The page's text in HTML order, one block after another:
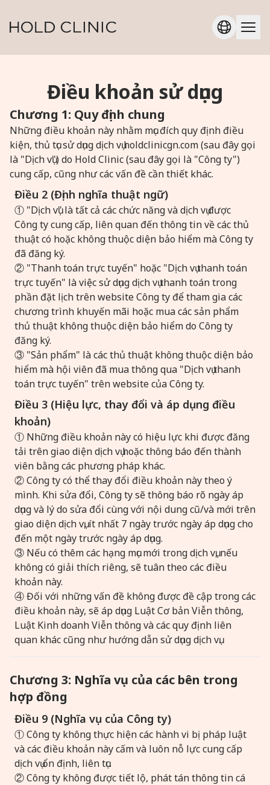
Điều khoản sử dụng
Chương 1: Quy định chung
Những điều khoản này nhằm mục đích quy định điều
kiện, thủ tục sử dụng dịch vụ holdclinicgn.com (sau đây gọi
là "Dịch vụ") do Hold Clinic (sau đây gọi là "Công ty")
cung cấp, cũng như các vấn đề cần thiết khác.
Điều 2 (Định nghĩa thuật ngữ)
① "Dịch vụ" là tất cả các chức năng và dịch vụ được
Công ty cung cấp, liên quan đến thông tin về các thủ
thuật có hoặc không thuộc diện bảo hiểm mà Công ty
đã đăng ký.
② "Thanh toán trực tuyến" hoặc "Dịch vụ thanh toán
trực tuyến" là việc sử dụng dịch vụ thanh toán trong
phần đặt lịch trên website Công ty để tham gia các
chương trình khuyến mãi hoặc mua các sản phẩm
thủ thuật không thuộc diện bảo hiểm do Công ty
đăng ký.
③ "Sản phẩm" là các thủ thuật không thuộc diện bảo
hiểm mà hội viên đã mua thông qua "Dịch vụ thanh
toán trực tuyến" trên website của Công ty.
Điều 3 (Hiệu lực, thay đổi và áp dụng điều
khoản)
① Những điều khoản này có hiệu lực khi được đăng
tải trên giao diện dịch vụ hoặc thông báo đến thành
viên bằng các phương pháp khác.
② Công ty có thể thay đổi điều khoản này theo ý
mình. Khi sửa đổi, Công ty sẽ thông báo rõ ngày áp
dụng và lý do sửa đổi cùng với nội dung cũ/và mới trên
giao diện dịch vụ, ít nhất 7 ngày trước ngày áp dụng cho
đến một ngày trước ngày áp dụng.
③ Nếu có thêm các hạng mục mới trong dịch vụ, nếu
không có giải thích riêng, sẽ tuân theo các điều
khoản này.
④ Đối với những vấn đề không được đề cập trong các
điều khoản này, sẽ áp dụng Luật Cơ bản Viễn thông,
Luật Kinh doanh Viễn thông và các quy định liên
quan khác cũng như hướng dẫn sử dụng dịch vụ.
Chương 3: Nghĩa vụ của các bên trong
hợp đồng
Điều 9 (Nghĩa vụ của Công ty)
① Công ty không thực hiện các hành vi bị pháp luật
và các điều khoản này cấm và luôn nỗ lực cung cấp
dịch vụ ổn định, liên tục.
② Công ty không được tiết lộ, phát tán thông tin cá